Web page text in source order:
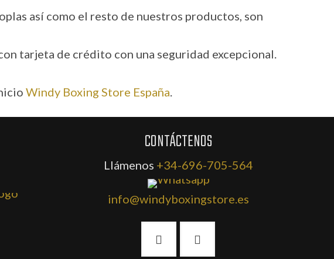
así como el resto de nuestros productos, son
tarjeta de crédito con una seguridad excepcional.
Windy Boxing Store España.
CONTÁCTENOS
Llámenos +34-696-705-564
info@windyboxingstore.es